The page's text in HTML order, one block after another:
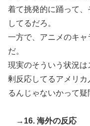
着て挑発的に踊って
してるだろ。
一方で、アニメのキ
だ。
現実のそういう状況
剰反応してるアメリ
るんじゃないかって疑
→16. 海外の反応